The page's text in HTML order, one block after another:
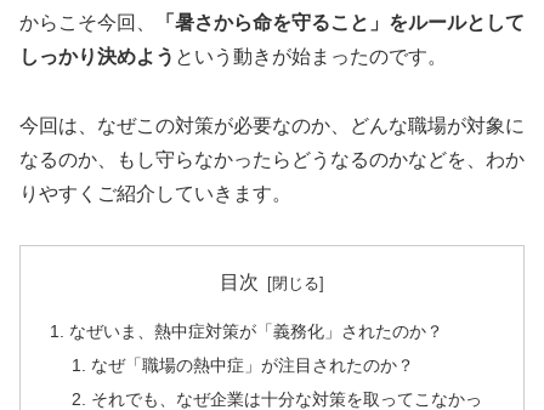
からこそ今回、
「暑さから命を守ること」をルールとして
しっかり決めよう という動きが始まったのです。
今回は、なぜこの対策が必要なのか、どんな職場が対象に
なるのか、もし守らなかったらどうなるのかなどを、わか
りやすくご紹介していきます。
目次
なぜいま、熱中症対策が「義務化」されたのか？
なぜ「職場の熱中症」が注目されたのか？
それでも、なぜ企業は十分な対策を取ってこなかっ